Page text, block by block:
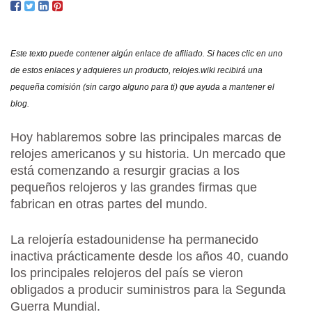
Este texto puede contener algún enlace de afiliado. Si haces clic en uno
de estos enlaces y adquieres un producto, relojes.wiki recibirá una
pequeña comisión (sin cargo alguno para ti) que ayuda a mantener el
blog.
Hoy hablaremos sobre las principales marcas de
relojes americanos y su historia. Un mercado que
está comenzando a resurgir gracias a los
pequeños relojeros y las grandes firmas que
fabrican en otras partes del mundo.
La relojería estadounidense ha permanecido
inactiva prácticamente desde los años 40, cuando
los principales relojeros del país se vieron
obligados a producir suministros para la Segunda
Guerra Mundial.